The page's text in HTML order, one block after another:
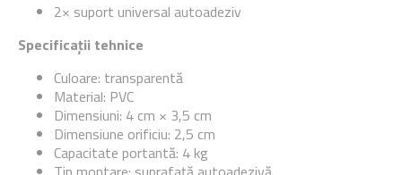
2× suport universal autoadeziv
Specificații tehnice
Culoare: transparentă
Material: PVC
Dimensiuni: 4 cm × 3,5 cm
Dimensiune orificiu: 2,5 cm
Capacitate portantă: 4 kg